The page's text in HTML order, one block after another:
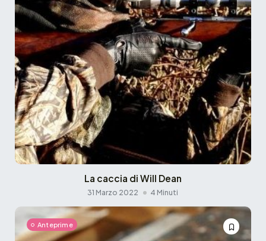
La caccia di Will Dean
31 Marzo 2022 4 Minuti
Anteprime